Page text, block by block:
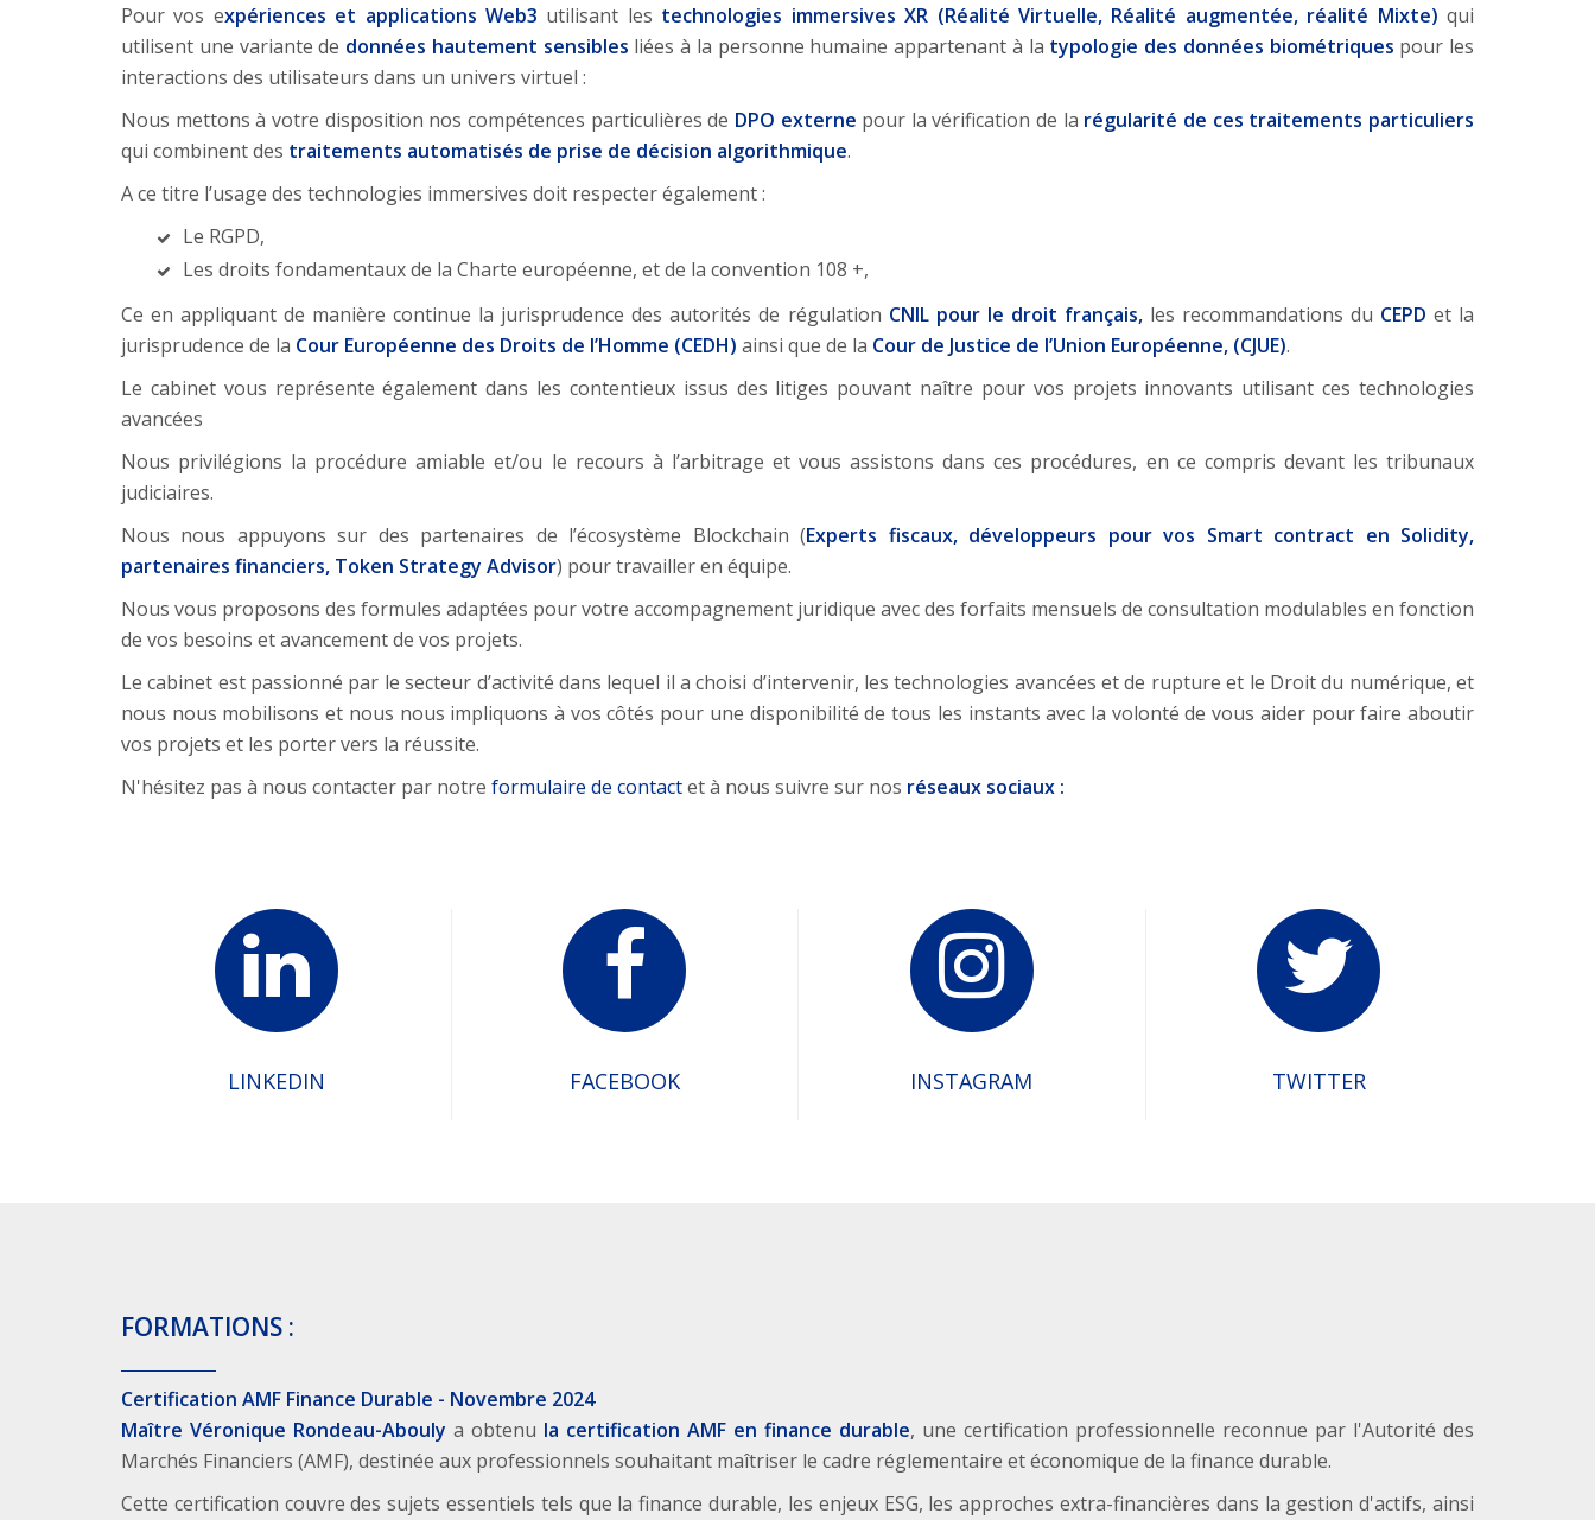
Pour vos expériences et applications Web3 utilisant les technologies immersives XR (Réalité Virtuelle, Réalité augmentée, réalité Mixte) qui
utilisent une variante de données hautement sensibles liées à la personne humaine appartenant à la typologie des données biométriques pour les
interactions des utilisateurs dans un univers virtuel :
Nous mettons à votre disposition nos compétences particulières de DPO externe pour la vérification de la régularité de ces traitements particuliers
qui combinent des traitements automatisés de prise de décision algorithmique.
A ce titre l’usage des technologies immersives doit respecter également :
Le RGPD,
Les droits fondamentaux de la Charte européenne, et de la convention 108 +,
Ce en appliquant de manière continue la jurisprudence des autorités de régulation CNIL pour le droit français,les recommandations du CEPD et la
jurisprudence de la Cour Européenne des Droits de l’Homme (CEDH) ainsi que de la Cour de Justice de l’Union Européenne, (CJUE).
Le cabinet vous représente également dans les contentieux issus des litiges pouvant naître pour vos projets innovants utilisant ces technologies
avancées
Nous privilégions la procédure amiable et/ou le recours à l’arbitrage et vous assistons dans ces procédures, en ce compris devant les tribunaux
judiciaires.
Nous nous appuyons sur des partenaires de l’écosystème Blockchain (Experts fiscaux, développeurs pour vos Smart contract en Solidity,
partenaires financiers, Token Strategy Advisor) pour travailler en équipe.
Nous vous proposons des formules adaptées pour votre accompagnement juridique avec des forfaits mensuels de consultation modulables en fonction
de vos besoins et avancement de vos projets.
Le cabinet est passionné par le secteur d’activité dans lequel il a choisi d’intervenir, les technologies avancées et de rupture et le Droit du numérique, et
nous nous mobilisons et nous nous impliquons à vos côtés pour une disponibilité de tous les instants avec la volonté de vous aider pour faire aboutir
vos projets et les porter vers la réussite.
N'hésitez pas à nous contacter par notre formulaire de contactet à nous suivre sur nos réseaux sociaux :
LINKEDIN FACEBOOK INSTAGRAM TWITTER
FORMATIONS :
Certification AMF Finance Durable - Novembre 2024
Maître Véronique Rondeau-Abouly a obtenu la certification AMF en finance durable, une certification professionnelle reconnue par l'Autorité des
Marchés Financiers (AMF), destinée aux professionnels souhaitant maîtriser le cadre réglementaire et économique de la finance durable.
Cette certification couvre des sujets essentiels tels que la finance durable, les enjeux ESG, les approches extra-financières dans la gestion d'actifs, ainsi